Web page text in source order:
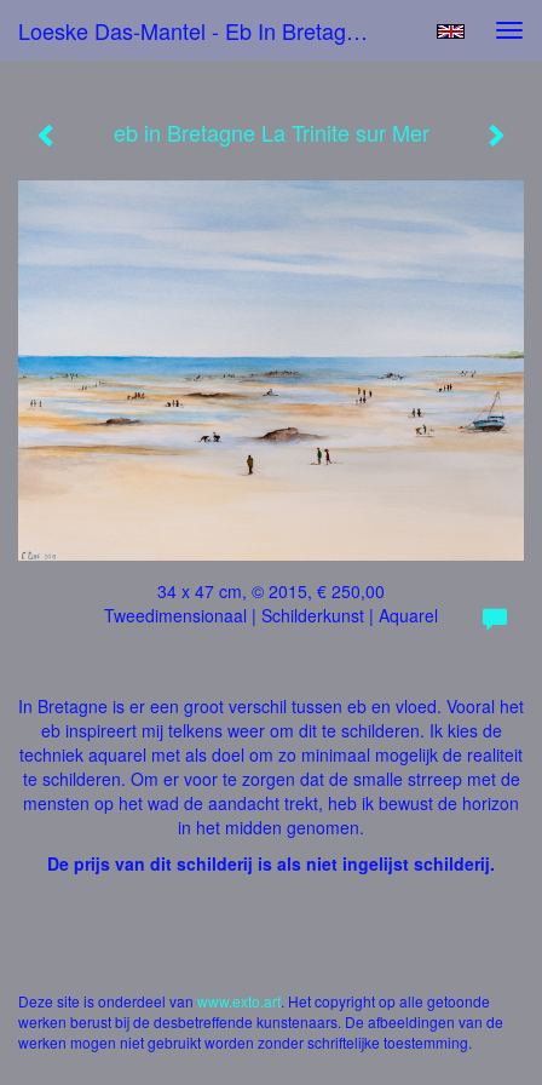
Loeske Das-Mantel - Eb In Bretagne La Trinite Sur Mer
eb in Bretagne La Trinite sur Mer
34 x 47 cm, © 2015, € 250,00
Tweedimensionaal | Schilderkunst | Aquarel
In Bretagne is er een groot verschil tussen eb en vloed. Vooral het
eb inspireert mij telkens weer om dit te schilderen. Ik kies de
techniek aquarel met als doel om zo minimaal mogelijk de realiteit
te schilderen. Om er voor te zorgen dat de smalle strreep met de
mensten op het wad de aandacht trekt, heb ik bewust de horizon
in het midden genomen.
De prijs van dit schilderij is als niet ingelijst schilderij.
Deze site is onderdeel van www.exto.art. Het copyright op alle getoonde
werken berust bij de desbetreffende kunstenaars. De afbeeldingen van de
werken mogen niet gebruikt worden zonder schriftelijke toestemming.